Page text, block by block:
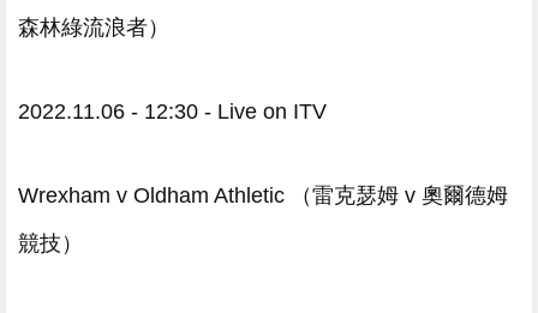
森林綠流浪者）
2022.11.06 - 12:30 - Live on ITV
Wrexham v Oldham Athletic （雷克瑟姆 v 奧爾德姆
競技）